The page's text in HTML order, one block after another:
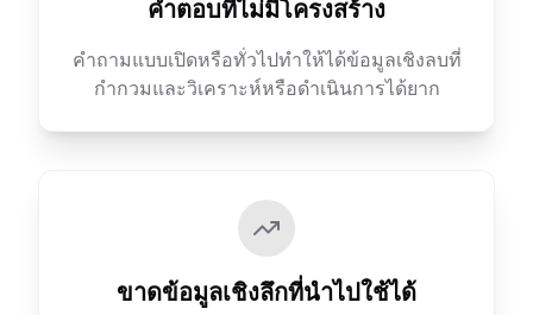
คำตอบที่ไม่มีโครงสร้าง
คำถามแบบเปิดหรือทั่วไปทำให้ได้ข้อมูลเชิงลบที่
กำกวมและวิเคราะห์หรือดำเนินการได้ยาก
ขาดข้อมูลเชิงลึกที่นำไปใช้ได้